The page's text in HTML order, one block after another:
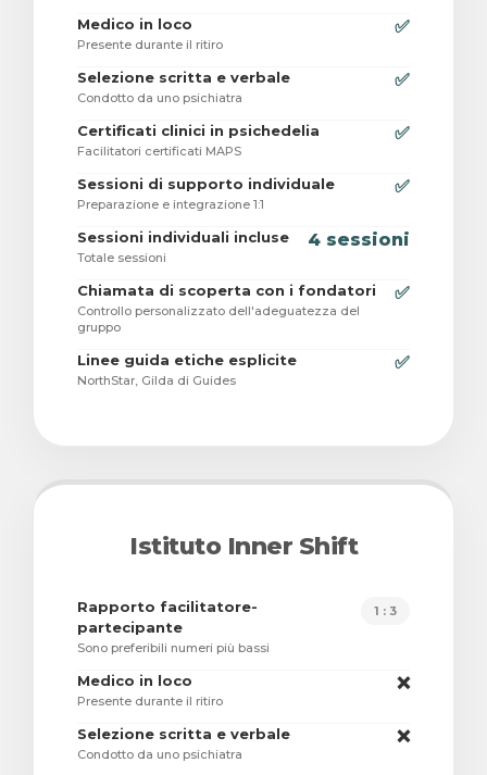
Medico in loco
Presente durante il ritiro
✅
Selezione scritta e verbale
Condotto da uno psichiatra
✅
Certificati clinici in psichedelia
Facilitatori certificati MAPS
✅
Sessioni di supporto individuale
Preparazione e integrazione 1:1
✅
Sessioni individuali incluse
Totale sessioni
4 sessioni
Chiamata di scoperta con i fondatori
Controllo personalizzato dell'adeguatezza del
gruppo
✅
Linee guida etiche esplicite
NorthStar, Gilda di Guides
✅
Istituto Inner Shift
Rapporto facilitatore-
partecipante
Sono preferibili numeri più bassi
1 : 3
Medico in loco
Presente durante il ritiro
❌
Selezione scritta e verbale
Condotto da uno psichiatra
❌